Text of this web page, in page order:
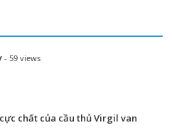
- 59 views
chất của cầu thủ Virgil van